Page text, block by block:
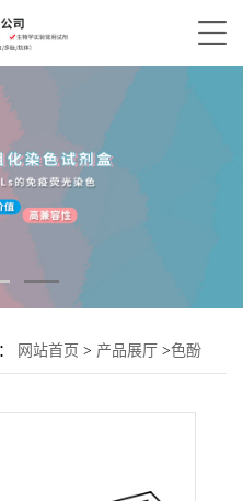
网站首页 > 产品展厅 >色酚